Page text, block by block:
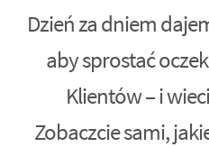
Dzień za dniem
aby sprostać
Klientów – i
Zobaczcie sami,